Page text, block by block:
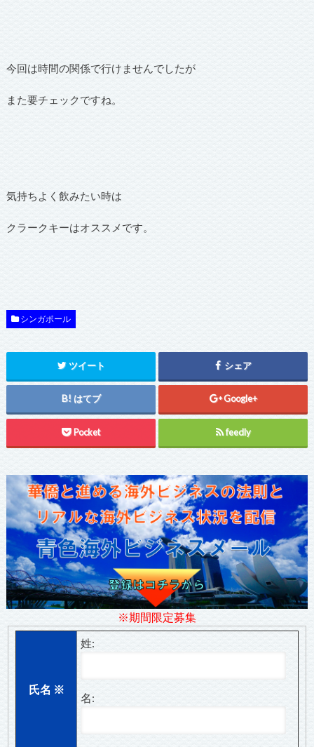
今回は時間の関係で行けませんでしたが
また要チェックですね。
気持ちよく飲みたい時は
クラークキーはオススメです。
シンガポール
ツイート シェア
はてブ Google+
Pocket feedly
※期間限定募集
氏名 ※
姓:
名: